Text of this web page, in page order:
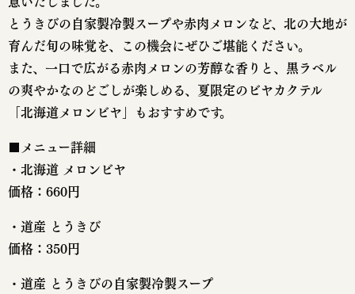
とうきびの自家製冷製スープや赤肉メロンなど、北の大地が
育んだ旬の味覚を、この機会にぜひご堪能ください。
また、一口で広がる赤肉メロンの芳醇な香りと、黒ラベル
の爽やかなのどごしが楽しめる、夏限定のビヤカクテル
「北海道メロンビヤ」もおすすめです。
■メニュー詳細
・北海道 メロンビヤ
価格：660円
・道産 とうきび
価格：350円
・道産 とうきびの自家製冷製スープ